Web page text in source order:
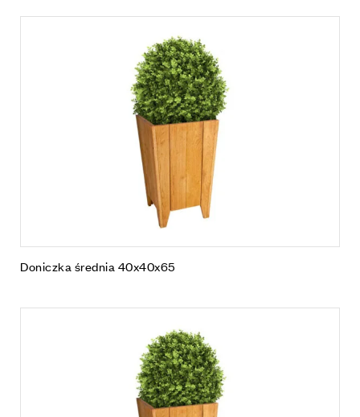
Doniczka średnia 40x40x65